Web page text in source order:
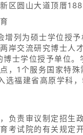
区圆山大道顶厝
列为硕士学位授
岸交流研究博士人
士学位授予单位
，1个服务国家特
福建省高原学科
负责审议制定招生
考试院的有关规定